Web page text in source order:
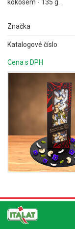
kokosem - 135 g.
Značka
Katalogové číslo
Cena s DPH